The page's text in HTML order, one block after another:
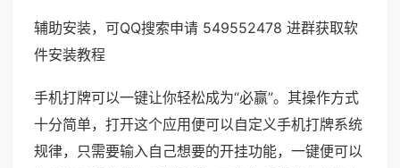
辅助安装，可QQ搜索申请 549552478 进群获取软
件安装教程
手机打牌可以一键让你轻松成为“必赢”。其操作方式
十分简单，打开这个应用便可以自定义手机打牌系统
规律，只需要输入自己想要的开挂功能，一键便可以